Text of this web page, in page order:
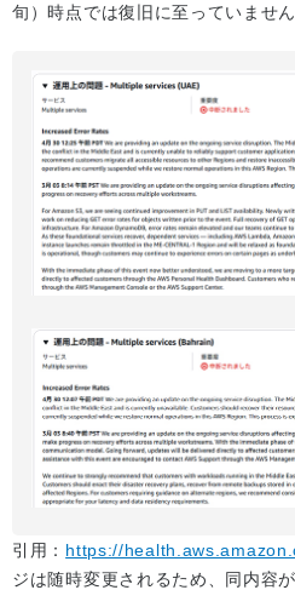
旬）時点では復旧に至っていません
引用： https://
ジは随時変更されるため、同内容